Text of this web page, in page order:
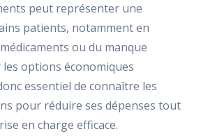
peut représenter une
patients, notamment en
ou du manque
options économiques
essentiel de connaître les
pour réduire ses dépenses tout
en charge efficace.